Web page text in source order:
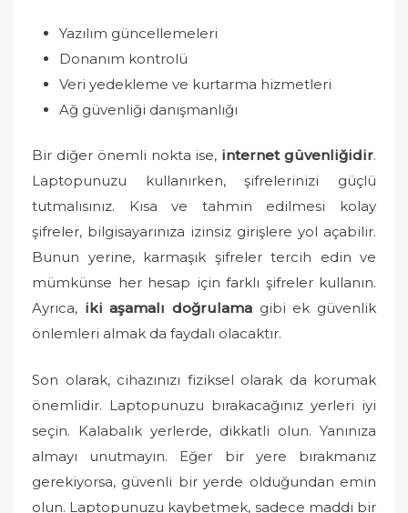
Yazılım güncellemeleri
Donanım kontrolü
Veri yedekleme ve kurtarma hizmetleri
Ağ güvenliği danışmanlığı
Bir diğer önemli nokta ise, internet güvenliğidir.
Laptopunuzu kullanırken, şifrelerinizi güçlü
tutmalısınız. Kısa ve tahmin edilmesi kolay
şifreler, bilgisayarınıza izinsiz girişlere yol açabilir.
Bunun yerine, karmaşık şifreler tercih edin ve
mümkünse her hesap için farklı şifreler kullanın.
Ayrıca, iki aşamalı doğrulama gibi ek güvenlik
önlemleri almak da faydalı olacaktır.
Son olarak, cihazınızı fiziksel olarak da korumak
önemlidir. Laptopunuzu bırakacağınız yerleri iyi
seçin. Kalabalık yerlerde, dikkatli olun. Yanınıza
almayı unutmayın. Eğer bir yere bırakmanız
gerekiyorsa, güvenli bir yerde olduğundan emin
olun. Laptopunuzu kaybetmek, sadece maddi bir